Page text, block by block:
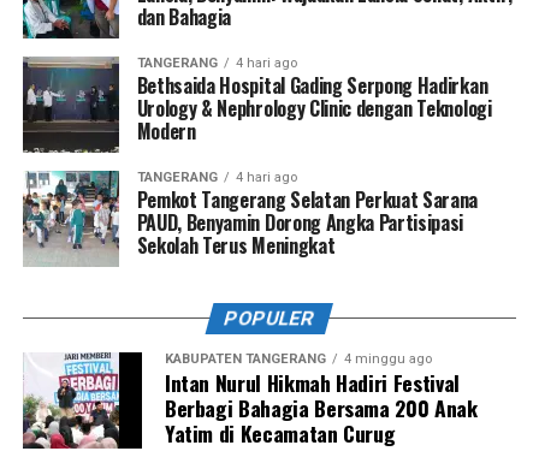
dan Bahagia
TANGERANG 4 hari ago
Bethsaida Hospital Gading Serpong Hadirkan
Urology & Nephrology Clinic dengan Teknologi
Modern
TANGERANG 4 hari ago
Pemkot Tangerang Selatan Perkuat Sarana
PAUD, Benyamin Dorong Angka Partisipasi
Sekolah Terus Meningkat
POPULER
KABUPATEN TANGERANG 4 minggu ago
Intan Nurul Hikmah Hadiri Festival
Berbagi Bahagia Bersama 200 Anak
Yatim di Kecamatan Curug